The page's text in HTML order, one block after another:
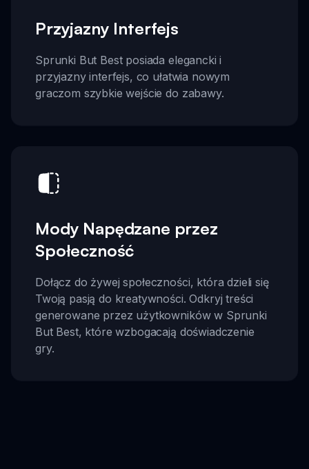
Przyjazny Interfejs
Sprunki But Best posiada elegancki i
przyjazny interfejs, co ułatwia nowym
graczom szybkie wejście do zabawy.
Mody Napędzane przez
Społeczność
Dołącz do żywej społeczności, która dzieli się
Twoją pasją do kreatywności. Odkryj treści
generowane przez użytkowników w Sprunki
But Best, które wzbogacają doświadczenie
gry.